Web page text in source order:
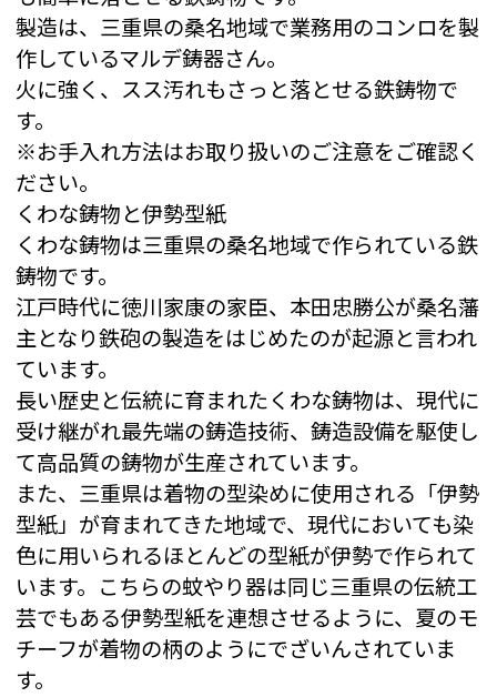
製造は、三重県の桑名地域で業務用のコンロを製
作しているマルデ鋳器さん。
火に強く、スス汚れもさっと落とせる鉄鋳物で
す。
※お手入れ方法はお取り扱いのご注意をご確認く
ださい。
くわな鋳物と伊勢型紙
くわな鋳物は三重県の桑名地域で作られている鉄
鋳物です。
江戸時代に徳川家康の家臣、本田忠勝公が桑名藩
主となり鉄砲の製造をはじめたのが起源と言われ
ています。
長い歴史と伝統に育まれたくわな鋳物は、現代に
受け継がれ最先端の鋳造技術、鋳造設備を駆使し
て高品質の鋳物が生産されています。
また、三重県は着物の型染めに使用される「伊勢
型紙」が育まれてきた地域で、現代においても染
色に用いられるほとんどの型紙が伊勢で作られて
います。こちらの蚊やり器は同じ三重県の伝統工
芸でもある伊勢型紙を連想させるように、夏のモ
チーフが着物の柄のようにでざいんされていま
す。